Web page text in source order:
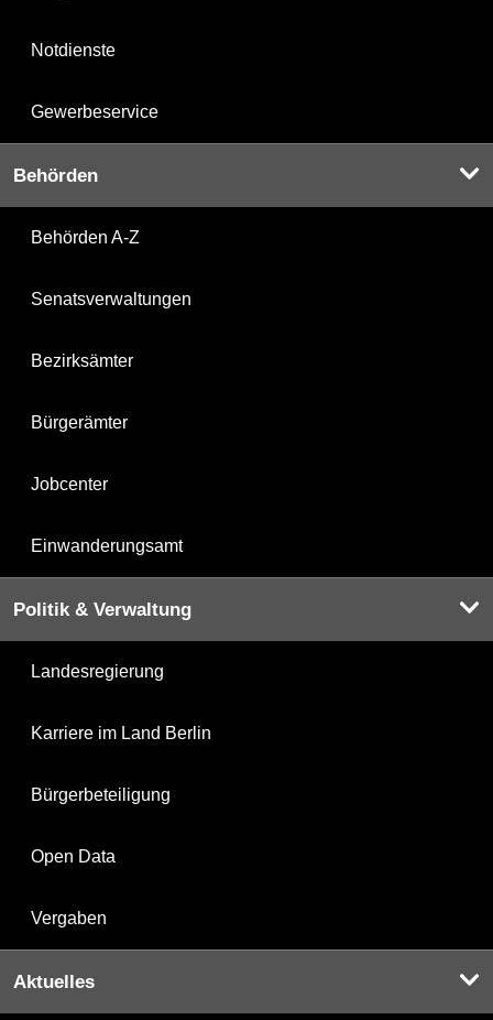
Notdienste
Gewerbeservice
Behörden
Behörden A-Z
Senatsverwaltungen
Bezirksämter
Bürgerämter
Jobcenter
Einwanderungsamt
Politik & Verwaltung
Landesregierung
Karriere im Land Berlin
Bürgerbeteiligung
Open Data
Vergaben
Aktuelles